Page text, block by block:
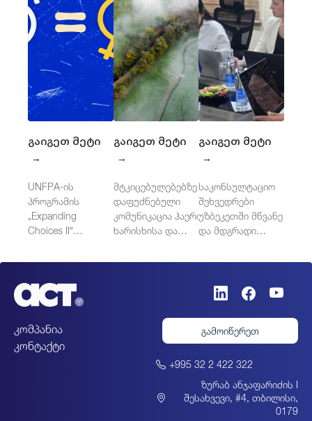
გაიგეთ მეტი
→
UNFPA-ის
პროგრამის
„Expanding
Choices II“
შეფასება
ბალკანეთში
გაიგეთ მეტი
→
მტკიცებულებებზე
დაფუძნებული
კომუნიკაცია ჰაერის
ხარისხისა და
გაიგეთ მეტი
→
საკონსულტაციო
შეხვედრები
უზბეკეთში მწვანე
და მდგრადი
შესყიდვების
კომპანია
კონტაქტი
გამოიწერეთ
+995 32 2 422 322
ზურაბ ანჯაფარიძის I
შესახვევი, #4, თბილისი,
0179